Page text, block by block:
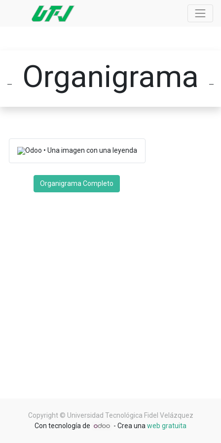
Organigrama
Organigrama Completo
Copyright © Universidad Tecnológica Fidel Velázquez
Con tecnología de
- Crea una web gratuita